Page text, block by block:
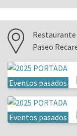
Restaurante
Paseo
Eventos pasados
Eventos pasados